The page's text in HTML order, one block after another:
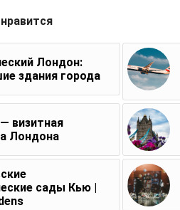
Лондон:
здания города
визитная
Лондона
сады Кью |